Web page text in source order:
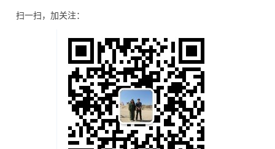
扫一扫，加关注：